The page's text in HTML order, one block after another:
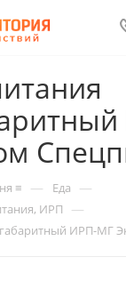
≡ — Еда —
ИРП —
ИРП-МГ